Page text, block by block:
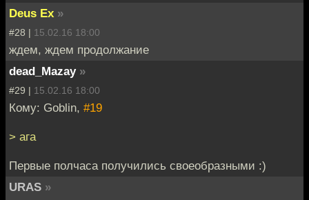
Deus Ex »
#28 | 15.02.16 18:00
ждем, ждем продолжание
dead_Mazay »
#29 | 15.02.16 18:00
Кому: Goblin, #19
> ага
Первые полчаса получились своеобразными :)
URAS »